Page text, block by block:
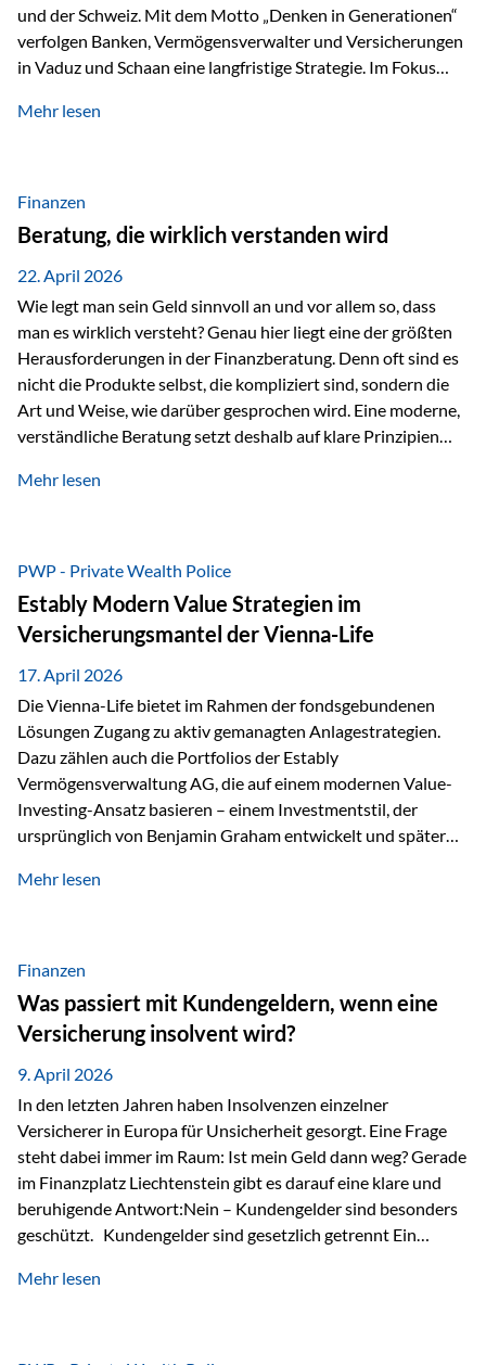
und der Schweiz. Mit dem Motto „Denken in Generationen“
verfolgen Banken, Vermögensverwalter und Versicherungen
in Vaduz und Schaan eine langfristige Strategie. Im Fokus
Marktzugang Liechtenstein hat sich in den letzten Jahren zu
verfügbaren Kennzahlen (Stand Ende 2024, veröffentlicht
2025/2026)…
Mehr lesen
Finanzen
Beratung, die wirklich verstanden wird
22. April 2026
Wie legt man sein Geld sinnvoll an und vor allem so, dass
man es wirklich versteht? Genau hier liegt eine der größten
Herausforderungen in der Finanzberatung. Denn oft sind es
nicht die Produkte selbst, die kompliziert sind, sondern die
Art und Weise, wie darüber gesprochen wird. Eine moderne,
verständliche Beratung setzt deshalb auf klare Prinzipien
fünf zentrale Faktoren: eine saubere Struktur, breite
diesem Thema liefern unter anderem die praxisnahen
Ansätze von Finanzexperte Klaus Rost, der seit vielen Jahren
für eine verständliche und…
Mehr lesen
PWP - Private Wealth Police
Estably Modern Value Strategien im
Versicherungsmantel der Vienna-Life
17. April 2026
Die Vienna-Life bietet im Rahmen der fondsgebundenen
Lösungen Zugang zu aktiv gemanagten Anlagestrategien.
Dazu zählen auch die Portfolios der Estably
Vermögensverwaltung AG, die auf einem modernen Value-
Investing-Ansatz basieren – einem Investmentstil, der
ursprünglich von Benjamin Graham entwickelt und später
Modernes Value Investing als Grundlage Der
Fokus stehen Unternehmen, deren Börsenkurs unter ihrem
inneren Wert liegt. Neben klassischen
Bewertungskennzahlen werden auch qualitative Faktoren
wie Geschäftsmodell, Wettbewerbsvorteile und
Managementqualität…
Mehr lesen
Finanzen
Was passiert mit Kundengeldern, wenn eine
Versicherung insolvent wird?
9. April 2026
In den letzten Jahren haben Insolvenzen einzelner
Versicherer in Europa für Unsicherheit gesorgt. Eine Frage
steht dabei immer im Raum: Ist mein Geld dann weg? Gerade
im Finanzplatz Liechtenstein gibt es darauf eine klare und
beruhigende Antwort:Nein – Kundengelder sind besonders
geschützt. Kundengelder sind gesetzlich getrennt Ein
sogenannte Sondermasse. Das bedeutet:Die
Mehr lesen